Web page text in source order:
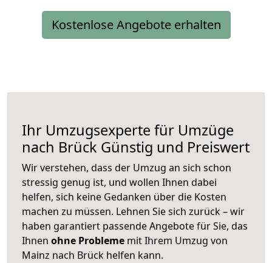
Kostenlose Angebote erhalten
Ihr Umzugsexperte für Umzüge
nach Brück Günstig und Preiswert
Wir verstehen, dass der Umzug an sich schon
stressig genug ist, und wollen Ihnen dabei
helfen, sich keine Gedanken über die Kosten
machen zu müssen. Lehnen Sie sich zurück – wir
haben garantiert passende Angebote für Sie, das
Ihnen ohne Probleme mit Ihrem Umzug von
Mainz nach Brück helfen kann.